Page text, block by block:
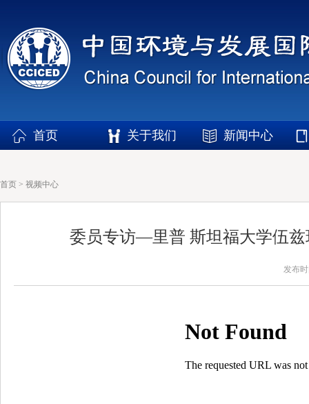
首页 关于我们 新闻中心
首页 > 视频中心
委员专访—里普 斯坦福大学伍
发布